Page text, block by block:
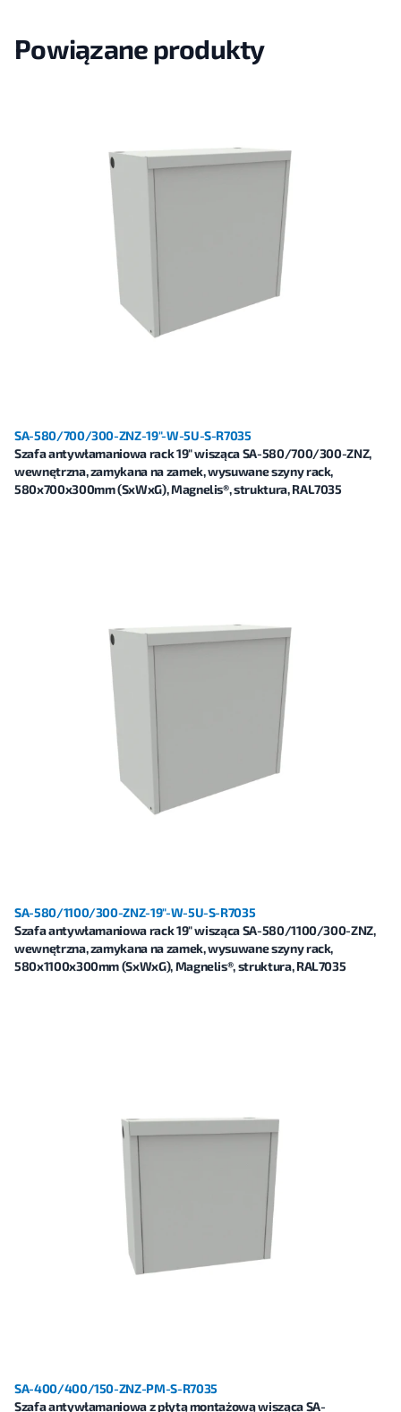
Powiązane produkty
SA-580/700/300-ZNZ-19"-W-5U-S-R7035
Szafa antywłamaniowa rack 19" wisząca SA-580/700/300-ZNZ,
wewnętrzna, zamykana na zamek, wysuwane szyny rack,
580x700x300mm (SxWxG), Magnelis®, struktura, RAL7035
SA-580/1100/300-ZNZ-19"-W-5U-S-R7035
Szafa antywłamaniowa rack 19" wisząca SA-580/1100/300-ZNZ,
wewnętrzna, zamykana na zamek, wysuwane szyny rack,
580x1100x300mm (SxWxG), Magnelis®, struktura, RAL7035
SA-400/400/150-ZNZ-PM-S-R7035
Szafa antywłamaniowa z płytą montażową wisząca SA-